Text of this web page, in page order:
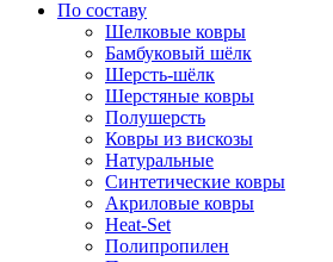
По составу
Шелковые ковры
Бамбуковый шёлк
Шерсть-шёлк
Шерстяные ковры
Полушерсть
Ковры из вискозы
Натуральные
Синтетические ковры
Акриловые ковры
Heat-Set
Полипропилен